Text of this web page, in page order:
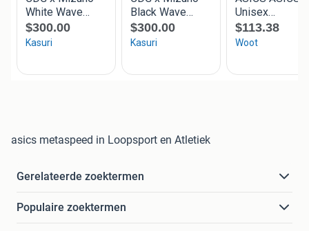
asics metaspeed in Loopsport en Atletiek
Gerelateerde zoektermen
Populaire zoektermen